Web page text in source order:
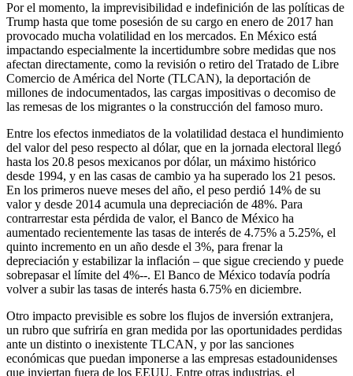
Por el momento, la imprevisibilidad e indefinición de las políticas de
Trump hasta que tome posesión de su cargo en enero de 2017 han
provocado mucha volatilidad en los mercados. En México está
impactando especialmente la incertidumbre sobre medidas que nos
afectan directamente, como la revisión o retiro del Tratado de Libre
Comercio de América del Norte (TLCAN), la deportación de
millones de indocumentados, las cargas impositivas o decomiso de
las remesas de los migrantes o la construcción del famoso muro.
Entre los efectos inmediatos de la volatilidad destaca el hundimiento
del valor del peso respecto al dólar, que en la jornada electoral llegó
hasta los 20.8 pesos mexicanos por dólar, un máximo histórico
desde 1994, y en las casas de cambio ya ha superado los 21 pesos.
En los primeros nueve meses del año, el peso perdió 14% de su
valor y desde 2014 acumula una depreciación de 48%. Para
contrarrestar esta pérdida de valor, el Banco de México ha
aumentado recientemente las tasas de interés de 4.75% a 5.25%, el
quinto incremento en un año desde el 3%, para frenar la
depreciación y estabilizar la inflación – que sigue creciendo y puede
sobrepasar el límite del 4%--. El Banco de México todavía podría
volver a subir las tasas de interés hasta 6.75% en diciembre.
Otro impacto previsible es sobre los flujos de inversión extranjera,
un rubro que sufriría en gran medida por las oportunidades perdidas
ante un distinto o inexistente TLCAN, y por las sanciones
económicas que puedan imponerse a las empresas estadounidenses
que inviertan fuera de los EEUU. Entre otras industrias, el